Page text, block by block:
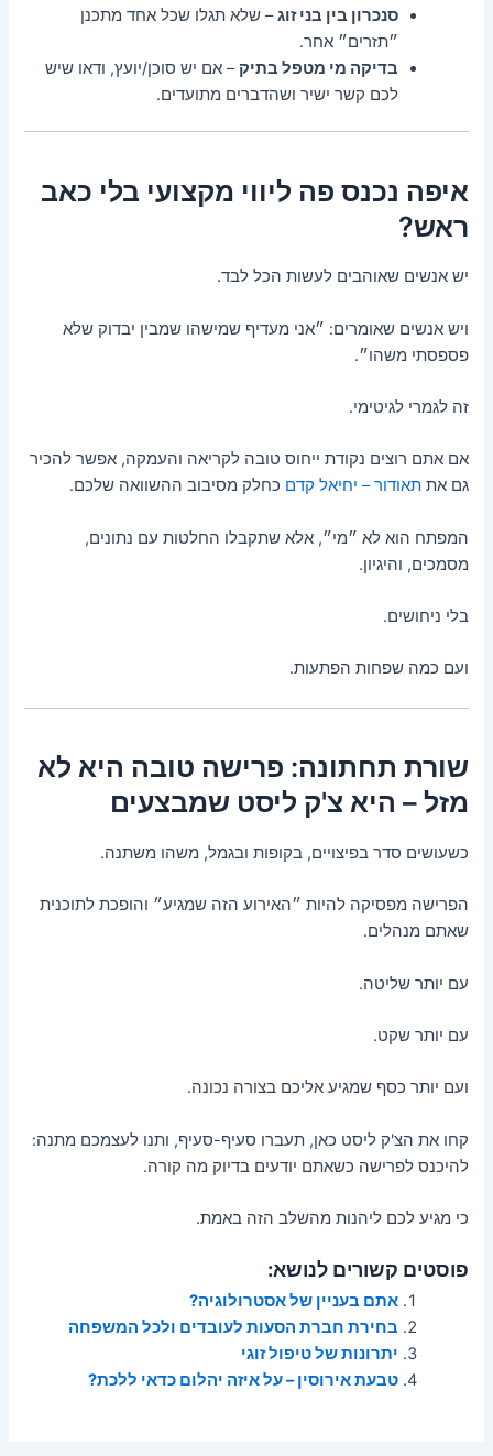
סנכרון בין בני זוג– שלא תגלו שכל אחד מתכנן
״תזרים״ אחר.
בדיקה מי מטפל בתיק – אם יש סוכן/יועץ, ודאו שיש
לכם קשר ישיר ושהדברים מתועדים.
איפה נכנס פה ליווי מקצועי בלי כאב
ראש?
יש אנשים שאוהבים לעשות הכל לבד.
ויש אנשים שאומרים: ״אני מעדיף שמישהו שמבין יבדוק שלא
פספסתי משהו״.
זה לגמרי לגיטימי.
אם אתם רוצים נקודת ייחוס טובה לקריאה והעמקה, אפשר להכיר
גם אתתאודור – יחיאל קדם כחלק מסיבוב ההשוואה שלכם.
המפתח הוא לא ״מי״, אלא שתקבלו החלטות עם נתונים,
מסמכים, והיגיון.
בלי ניחושים.
ועם כמה שפחות הפתעות.
שורת תחתונה: פרישה טובה היא לא
מזל – היא צ'ק ליסט שמבצעים
כשעושים סדר בפיצויים, בקופות ובגמל, משהו משתנה.
הפרישה מפסיקה להיות ״האירוע הזה שמגיע״ והופכת לתוכנית
שאתם מנהלים.
עם יותר שליטה.
עם יותר שקט.
ועם יותר כסף שמגיע אליכם בצורה נכונה.
קחו את הצ'ק ליסט כאן, תעברו סעיף-סעיף, ותנו לעצמכם מתנה:
להיכנס לפרישה כשאתם יודעים בדיוק מה קורה.
כי מגיע לכם ליהנות מהשלב הזה באמת.
פוסטים קשורים לנושא:
אתם בעניין של אסטרולוגיה?
בחירת חברת הסעות לעובדים ולכל המשפחה
יתרונות של טיפול זוגי
טבעת אירוסין – על איזה יהלום כדאי ללכת?